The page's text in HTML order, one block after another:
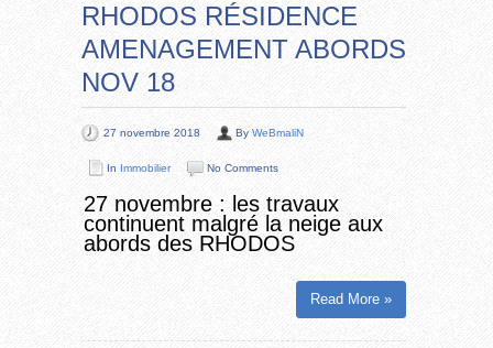
RHODOS RÉSIDENCE
AMENAGEMENT ABORDS
NOV 18
27 novembre 2018 By WeBmaliN
In Immobilier No Comments
27 novembre : les travaux
continuent malgré la neige aux
abords des RHODOS
Read More »